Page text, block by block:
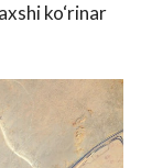
ko‘rinar